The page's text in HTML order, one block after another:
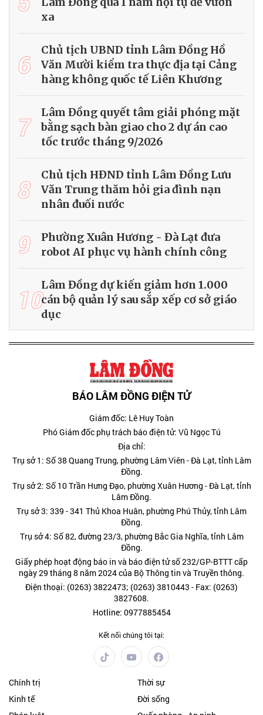
xa
6
Chủ tịch UBND tỉnh Lâm Đồng Hồ
Văn Mười kiểm tra thực địa tại Cảng
hàng không quốc tế Liên Khương
7
Lâm Đồng quyết tâm giải phóng mặt
bằng sạch bàn giao cho 2 dự án cao
tốc trước tháng 9/2026
8
Chủ tịch HĐND tỉnh Lâm Đồng Lưu
Văn Trung thăm hỏi gia đình nạn
nhân đuối nước
9
Phường Xuân Hương - Đà Lạt đưa
robot AI phục vụ hành chính công
10Lâm Đồng dự kiến giảm hơn 1.000
cán bộ quản lý sau sắp xếp cơ sở giáo
dục
BÁO LÂM ĐỒNG ĐIỆN TỬ
Giám đốc: Lê Huy Toàn
Phó Giám đốc phụ trách báo điện tử: Vũ Ngọc Tú
Địa chỉ:
Trụ sở 1: Số 38 Quang Trung, phường Lâm Viên - Đà Lạt, tỉnh Lâm
Đồng.
Trụ sở 2: Số 10 Trần Hưng Đạo, phường Xuân Hương - Đà Lạt, tỉnh
Lâm Đồng.
Trụ sở 3: 339 - 341 Thủ Khoa Huân, phường Phú Thủy, tỉnh Lâm
Đồng.
Trụ sở 4: Số 82, đường 23/3, phường Bắc Gia Nghĩa, tỉnh Lâm
Đồng.
Giấy phép hoạt động báo in và báo điện tử số 232/GP-BTTT cấp
ngày 29 tháng 8 năm 2024 của Bộ Thông tin và Truyền thông.
Điện thoại: (0263) 3822473; (0263) 3810443 - Fax: (0263)
3827608.
Hotline: 0977885454
Kết nối chúng tôi tại:
Chính trị
Thời sự
Kinh tế
Đời sống